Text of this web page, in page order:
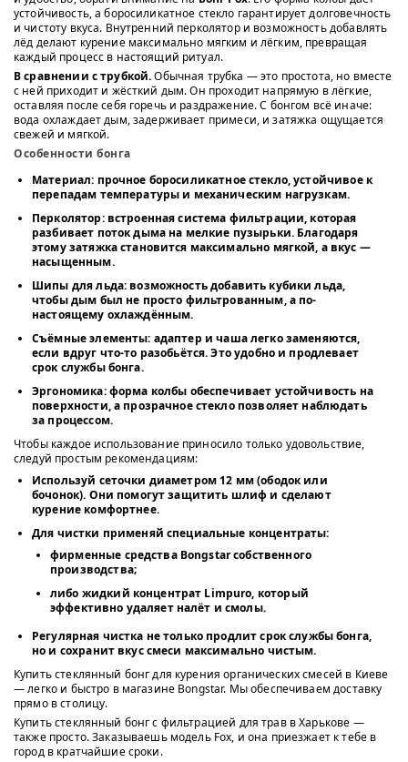
устойчивость, а боросиликатное стекло гарантирует долговечность
и чистоту вкуса. Внутренний перколятор и возможность добавлять
лёд делают курение максимально мягким и лёгким, превращая
каждый процесс в настоящий ритуал.
В сравнении с трубкой.Обычная трубка — это простота, но вместе
с ней приходит и жёсткий дым. Он проходит напрямую в лёгкие,
оставляя после себя горечь и раздражение. С бонгом всё иначе:
вода охлаждает дым, задерживает примеси, и затяжка ощущается
свежей и мягкой.
Особенности бонга
Материал: прочное боросиликатное стекло, устойчивое к
перепадам температуры и механическим нагрузкам.
Перколятор:встроенная система фильтрации, которая
разбивает поток дыма на мелкие пузырьки. Благодаря
этому затяжка становится максимально мягкой, а вкус —
насыщенным.
Шипы для льда: возможность добавить кубики льда,
чтобы дым был не просто фильтрованным, а по-
настоящему охлаждённым.
Съёмные элементы: адаптер и чаша легко заменяются,
если вдруг что-то разобьётся. Это удобно и продлевает
срок службы бонга.
Эргономика:форма колбы обеспечивает устойчивость на
поверхности, а прозрачное стекло позволяет наблюдать
за процессом.
Чтобы каждое использование приносило только удовольствие,
следуй простым рекомендациям:
Используй сеточки диаметром 12 мм(ободок или
бочонок). Они помогут защитить шлиф и сделают
курение комфортнее.
Для чистки применяй специальные концентраты:
фирменные средства Bongstar собственного
производства;
либо жидкий концентрат Limpuro, который
эффективно удаляет налёт и смолы.
Регулярная чистка не только продлит срок службы бонга,
но и сохранит вкус смеси максимально чистым.
Купить стеклянный бонг для курения органических смесей в Киеве
— легко и быстро в магазине Bongstar. Мы обеспечиваем доставку
прямо в столицу.
Купить стеклянный бонг с фильтрацией для трав в Харькове —
также просто. Заказываешь модель Fox, и она приезжает к тебе в
город в кратчайшие сроки.